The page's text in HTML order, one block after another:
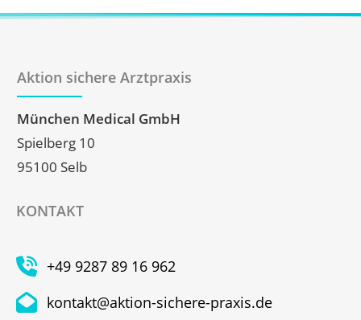
Aktion sichere Arztpraxis
München Medical GmbH
Spielberg 10
95100 Selb
KONTAKT
+49 9287 89 16 962
kontakt@aktion-sichere-praxis.de